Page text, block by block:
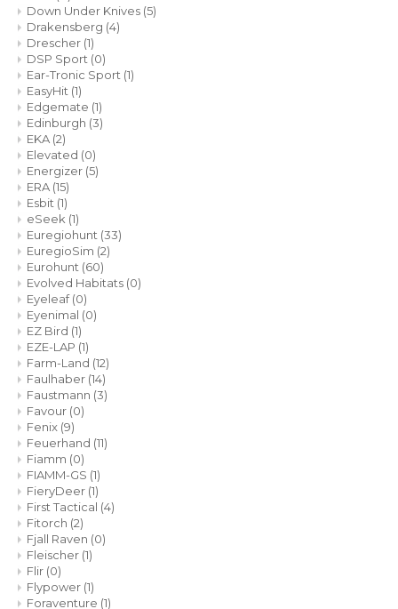
Down Under Knives (5)
Drakensberg (4)
Drescher (1)
DSP Sport (0)
Ear-Tronic Sport (1)
EasyHit (1)
Edgemate (1)
Edinburgh (3)
EKA (2)
Elevated (0)
Energizer (5)
ERA (15)
Esbit (1)
eSeek (1)
Euregiohunt (33)
EuregioSim (2)
Eurohunt (60)
Evolved Habitats (0)
Eyeleaf(0)
Eyenimal (0)
EZ Bird (1)
EZE-LAP (1)
Farm-Land (12)
Faulhaber (14)
Faustmann (3)
Favour (0)
Fenix (9)
Feuerhand (11)
Fiamm (0)
FIAMM-GS (1)
FieryDeer (1)
First Tactical (4)
Fitorch (2)
Fjall Raven (0)
Fleischer (1)
Flir (0)
Flypower (1)
Foraventure (1)